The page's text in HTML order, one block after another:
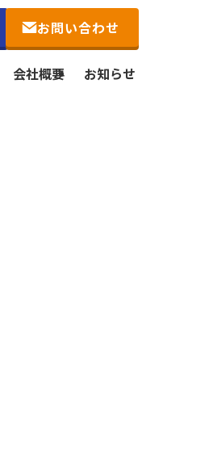
会社概要 お知らせ
お問い合わせ